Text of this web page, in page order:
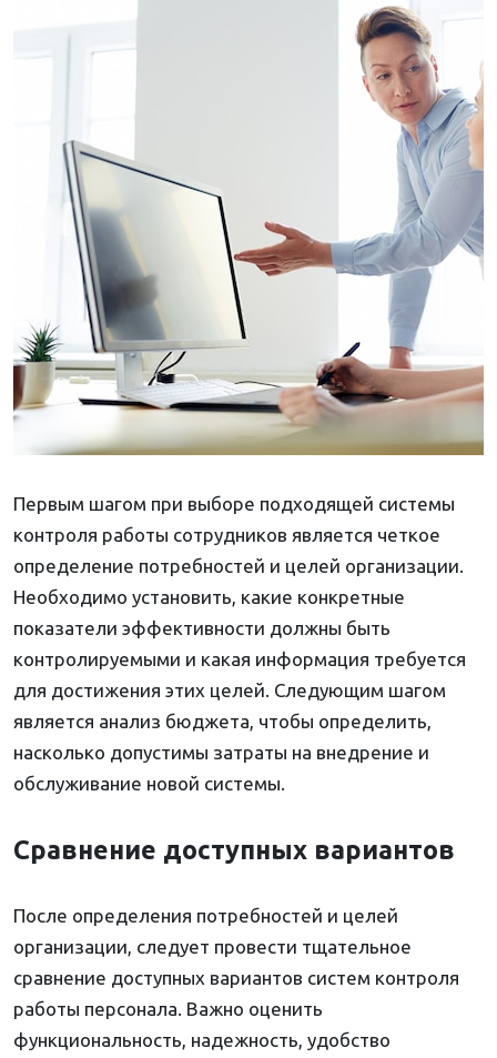
Первым шагом при выборе подходящей системы
контроля работы сотрудников является четкое
определение потребностей и целей организации.
Необходимо установить, какие конкретные
показатели эффективности должны быть
контролируемыми и какая информация требуется
для достижения этих целей. Следующим шагом
является анализ бюджета, чтобы определить,
насколько допустимы затраты на внедрение и
обслуживание новой системы.
Сравнение доступных вариантов
После определения потребностей и целей
организации, следует провести тщательное
сравнение доступных вариантов систем контроля
работы персонала. Важно оценить
функциональность, надежность, удобство